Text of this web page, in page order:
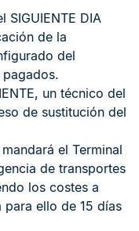
SIGUIENTE DIA
de la
del
pagados.
un técnico del
de sustitución del
el Terminal
de transportes
los costes a
para ello de 15 días